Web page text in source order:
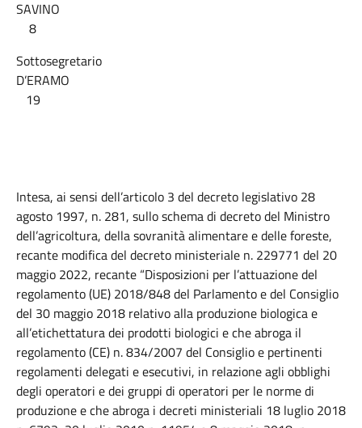
SAVINO
8
Sottosegretario
D’ERAMO
19
Intesa, ai sensi dell’articolo 3 del decreto legislativo 28
agosto 1997, n. 281, sullo schema di decreto del Ministro
dell’agricoltura, della sovranità alimentare e delle foreste,
recante modifica del decreto ministeriale n. 229771 del 20
maggio 2022, recante “Disposizioni per l’attuazione del
regolamento (UE) 2018/848 del Parlamento e del Consiglio
del 30 maggio 2018 relativo alla produzione biologica e
all’etichettatura dei prodotti biologici e che abroga il
regolamento (CE) n. 834/2007 del Consiglio e pertinenti
regolamenti delegati e esecutivi, in relazione agli obblighi
degli operatori e dei gruppi di operatori per le norme di
produzione e che abroga i decreti ministeriali 18 luglio 2018